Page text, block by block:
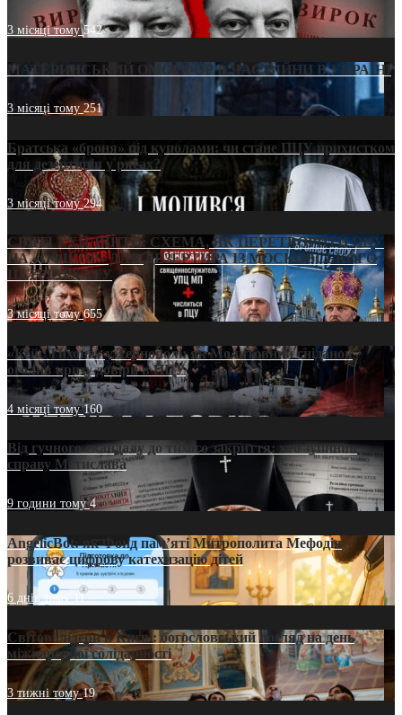
3 місяці тому542
МАТЕРИНСЬКИЙ ОМОРФОР В ЧАС ВІЙНИ В УКРАЇНІ
3 місяці тому251
Братська «броня» під куполами: чи стане ПЦУ прихистком
для дезертирів у рясах?
3 місяці тому294
СВЯТІ УХИЛЯНТИ: СХЕМА, ЯК ПЕРЕТВОРИТИ ПЦУ
НА «ОФШОР» ДЛЯ ДЕЗЕРТИРА ІЗ МОСКОВСЬКОГО
ПАТРІАРХАТУ
3 місяці тому655
«Кейс Тихона» у Тернополі: як Молитовний сніданок
оголив кризу довіри в ПЦУ
4 місяці тому160
Від гучного скандалу до тихого закриття: хто зупинив
справу Мстислава
9 години тому4
AngelicBot: як Фонд пам’яті Митрополита Мефодія
розвиває цифрову катехизацію дітей
6 днів тому11
Світові лідери в Києві: богословський погляд на день
міжнародної солідарності
3 тижні тому19